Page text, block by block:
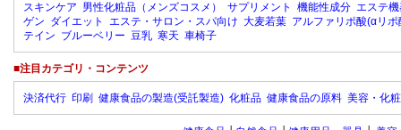
スキンケア 男性化粧品（メンズコスメ） サプリメント 機能性成分 エステ
ゲン ダイエット エステ・サロン・スパ向け 大麦若葉 アルファリポ酸(αリポ
テイン ブルーベリー 豆乳 寒天 車椅子
■注目カテゴリ・コンテンツ
決済代行 印刷 健康食品の製造(受託製造) 化粧品 健康食品の原料 美容・化